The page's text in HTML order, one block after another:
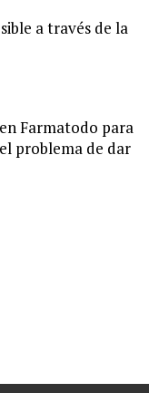
a través de la
Farmatodo para
problema de dar